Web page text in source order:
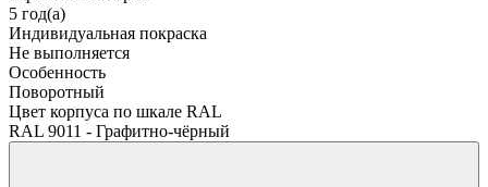
5 год(а)
Индивидуальная покраска
Не выполняется
Особенность
Поворотный
Цвет корпуса по шкале RAL
RAL 9011 - Графитно-чёрный